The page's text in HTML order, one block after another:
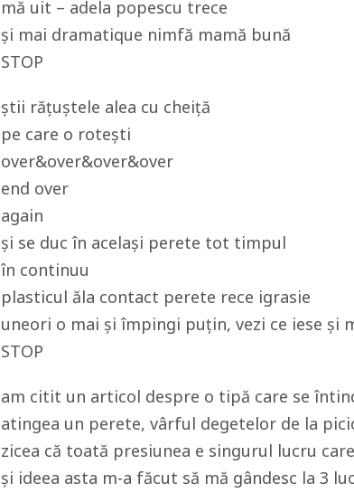
mă uit – adela popescu trece
și mai dramatique nimfă mamă bună
STOP
știi rățuștele alea cu cheiță
pe care o rotești
over&over&over&over
end over
again
și se duc în același perete tot timpul
în continuu
plasticul ăla contact perete rece igrasie
uneori o mai și împingi puțin, vezi ce iese și
STOP
am citit un articol despre o tipă care se
atingea un perete, vârful degetelor de la
zicea că toată presiunea e singurul lucru
și ideea asta m-a făcut să mă gândesc la 3